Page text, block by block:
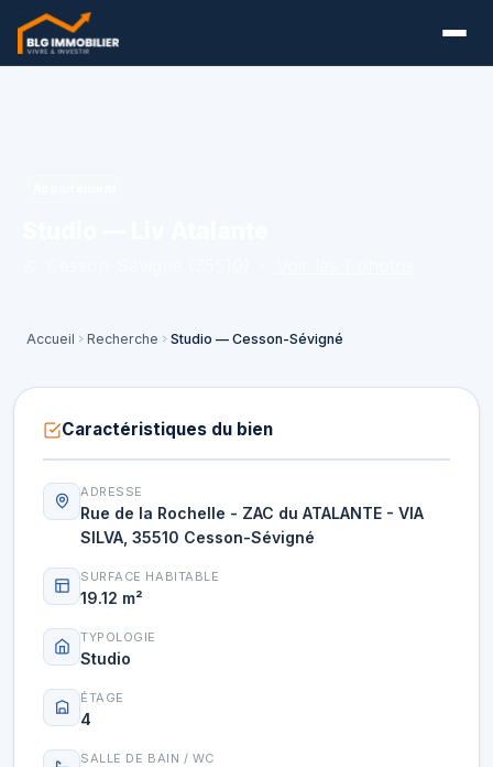
Accueil Recherche Studio — Cesson-Sévigné
Caractéristiques du bien
ADRESSE
Rue de la Rochelle - ZAC du ATALANTE - VIA
SILVA, 35510 Cesson-Sévigné
SURFACE HABITABLE
19.12 m²
TYPOLOGIE
Studio
ÉTAGE
4
SALLE DE BAIN / WC